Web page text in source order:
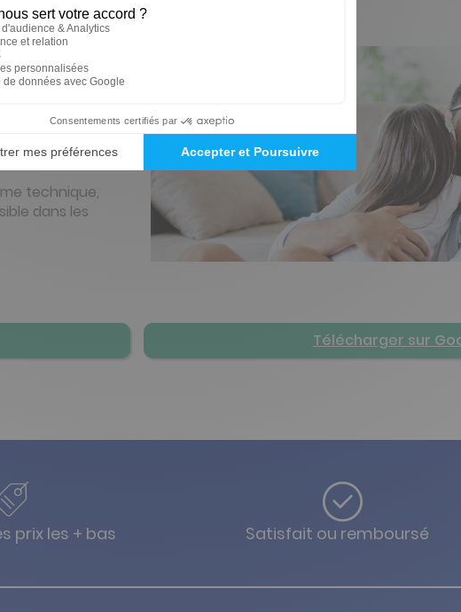
auditive de vos
technique,
dans les
Télécharger sur
prix les + bas Satisfait ou remboursé